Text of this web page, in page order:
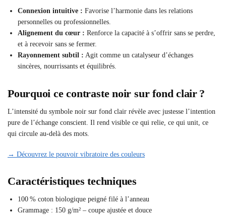
Connexion intuitive : Favorise l’harmonie dans les relations
personnelles ou professionnelles.
Alignement du cœur : Renforce la capacité à s’offrir sans se perdre,
et à recevoir sans se fermer.
Rayonnement subtil : Agit comme un catalyseur d’échanges
sincères, nourrissants et équilibrés.
Pourquoi ce contraste noir sur fond clair ?
L’intensité du symbole noir sur fond clair révèle avec justesse l’intention
pure de l’échange conscient. Il rend visible ce qui relie, ce qui unit, ce
qui circule au-delà des mots.
→ Découvrez le pouvoir vibratoire des couleurs
Caractéristiques techniques
100 % coton biologique peigné filé à l’anneau
Grammage : 150 g/m² – coupe ajustée et douce